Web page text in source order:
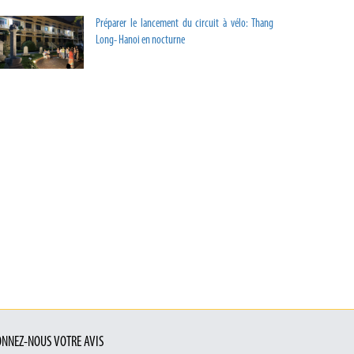
Préparer le lancement du circuit à vélo: Thang
Long- Hanoi en nocturne
NOUS VOTRE AVIS